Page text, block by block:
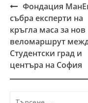
Post
navigation
Фондация
събра експерти на
кръгла маса за нов
веломаршрут
Студентски град и
центъра на София
Търсене